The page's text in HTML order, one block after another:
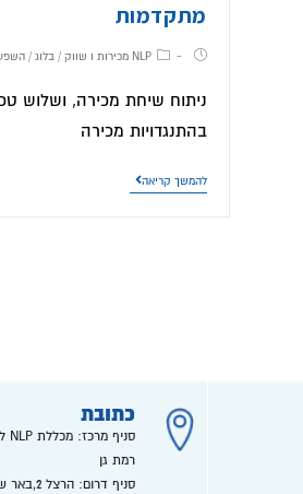
מתקדמות
NLP מכירות ו שווק /בלוג /
ניתוח שיחת מכירה, ושלוש
בהתנגדויות מכירה
להמשך קריאה
כתובת
רמת גן
סניף דרום: הרצל 2,באר שבע